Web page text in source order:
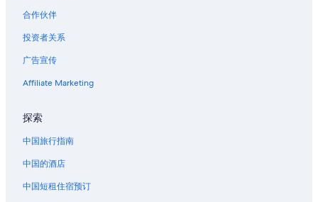
链
合作伙伴
投资者关系
广告宣传
Affiliate Marketing
探索
中国旅行指南
中国的酒店
中国短租住宿预订